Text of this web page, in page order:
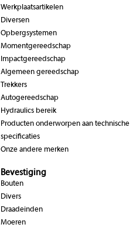
Werkplaatsartikelen
Diversen
Opbergsystemen
Momentgereedschap
Impactgereedschap
Algemeen gereedschap
Trekkers
Autogereedschap
Hydraulics bereik
Producten onderworpen aan technische
specificaties
Onze andere merken
Bevestiging
Bouten
Divers
Draadeinden
Moeren